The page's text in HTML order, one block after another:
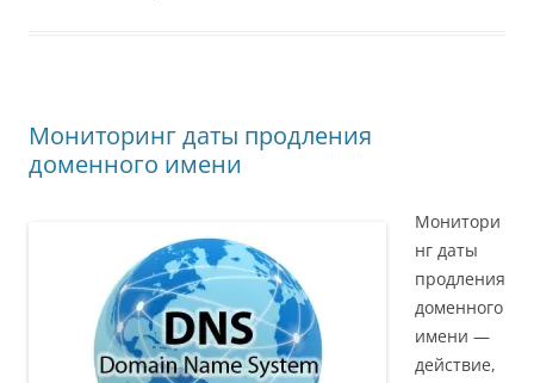
Мониторинг даты продления
доменного имени
Монитори
нг даты
продления
доменного
имени —
действие,